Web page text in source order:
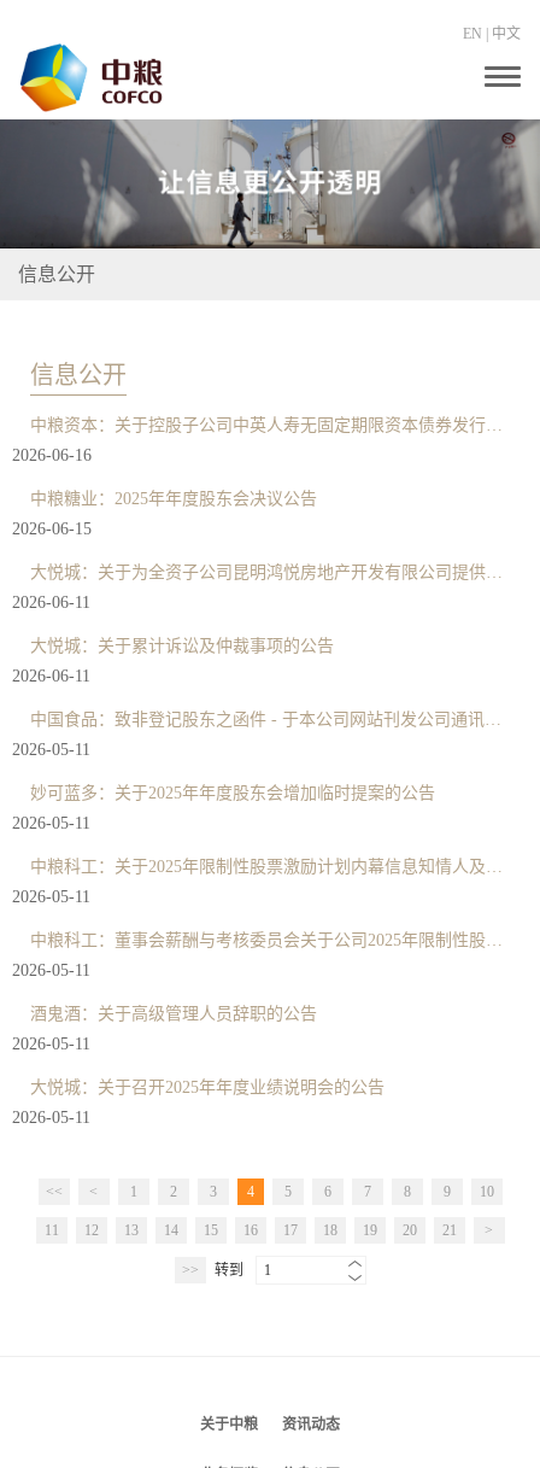
EN 中文
T
g
g
v
信息公开
信息公开
2026-06-16
中粮糖业：2025年年度股东会决议公告
2026-06-15
2026-06-11
大悦城：关于累计诉讼及仲裁事项的公告
2026-06-11
2026-05-11
妙可蓝多：关于2025年年度股东会增加临时提案的公告
2026-05-11
2026-05-11
2026-05-11
酒鬼酒：关于高级管理人员辞职的公告
2026-05-11
大悦城：关于召开2025年年度业绩说明会的公告
2026-05-11
<< < 1 2 3 4 5 6 7 8 9 10
11 12 13 14 15 16 17 18 19 20 21 >
>> 转到 1
关于中粮 资讯动态